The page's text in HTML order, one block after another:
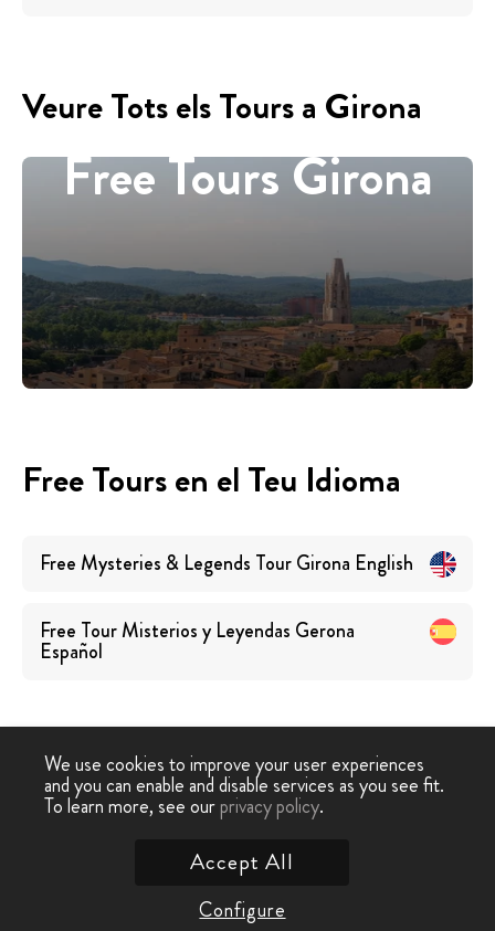
Veure Tots els Tours a Girona
Free Tours Girona
Free Tours en el Teu Idioma
Free Mysteries & Legends Tour Girona English
Free Tour Misterios y Leyendas Gerona
Español
Free
Walking Tour - Free Tour
Girona › Free Tour Misteris i
Llegendes Girona
We use cookies to improve your user experiences
and you can enable and disable services as you see fit.
To learn more, see ourprivacy policy.
Configure
Accept All